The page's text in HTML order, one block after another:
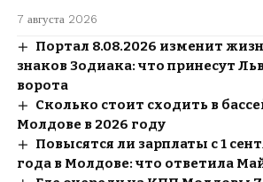
7 августа 2026
Портал 8.08.2026 изменит
знаков Зодиака: что принесут
ворота
Сколько стоит сходить в
Молдове в 2026 году
Повысятся ли зарплаты с 1
года в Молдове: что ответила